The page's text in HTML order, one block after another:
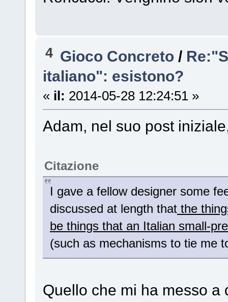
4 Gioco Concreto /
italiano": esistono?
« il: 2014-05-28 12:24:51 »
Adam, nel suo post
Citazione
I gave a fellow designer some
discussed at length thatthe
be things that an Italian small-
(such as mechanisms to tie me
Quello che mi ha messo